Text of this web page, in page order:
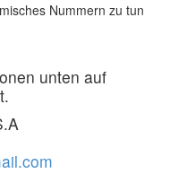
Nummern zu tun
unten auf